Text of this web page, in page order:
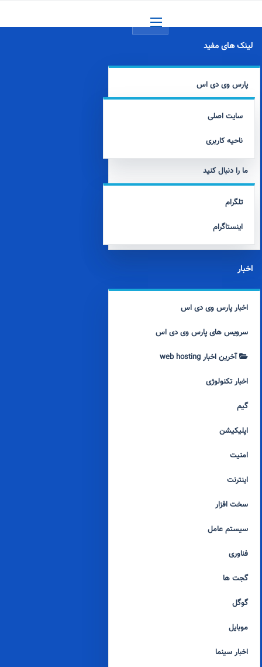
لینک های مفید
پارس وی دی اس
سایت اصلی
ناحیه کاربری
ما را دنبال کنید
تلگرام
اینستاگرام
اخبار
اخبار پارس وی دی اس
سرویس های پارس وی دی اس
آخرین اخبار web hosting
اخبار تکنولوژی
گیم
اپلیکیشن
امنیت
اینترنت
سخت افزار
سیستم عامل
فناوری
گجت ها
گوگل
موبایل
اخبار سینما